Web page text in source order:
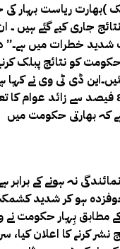
)بھارت ریاست بہار
جاری کیے گئے ہیں ۔
خطرات میں ہے۔”
کو نتائج پبلک
ڈی ٹی وی نے کہا
مطابق صوبے میں 80 فیصد سے زائد
کہ بھارتی حکومت میں
نہ ہونے کے برابر
ہو کر شدید
کے مطابق بِہار حکومت
کرنے کا اعلان کیا،